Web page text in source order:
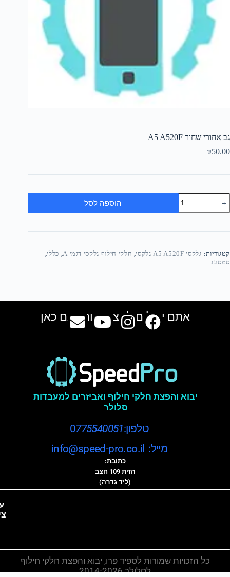
גב אחורי שחור A5 A520F
₪50.00
הוספה לסל
קטגוריות: גלקסי A5 A520F גלקסי , חלקי חילוף גלקסי דגמי A , כללי,
סמסונג
אתם יכולים למצוא אותנו גם כאן
יבוא והפצת חלקי חילוף ואביזרים למעבדות
סלולר
טלפון:0775540051
מייל: info@speed-pro.co.il
כתובת:
הזית 109 חצב
(ליד גדרה)
כל הזכויות שמורות לספיד פרו, יבוא והפצת חלקי חילוף
לסלולר 2014-2026